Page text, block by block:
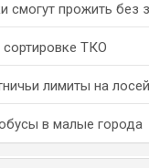
смогут прожить без
ТКО
лимиты на
в малые города